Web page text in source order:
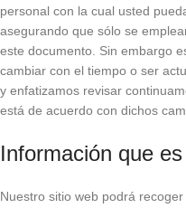
personal con la cual usted
asegurando que sólo se
este documento. Sin embargo
cambiar con el tiempo o ser
y enfatizamos revisar
está de acuerdo con dichos
Información que
Nuestro sitio web podrá